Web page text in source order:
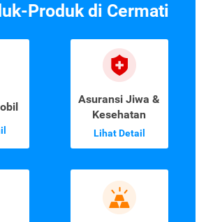
Produk di Cermati
Asuransi Jiwa &
Kesehatan
Lihat Detail